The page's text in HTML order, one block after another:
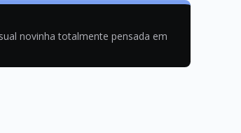
novinha totalmente pensada em